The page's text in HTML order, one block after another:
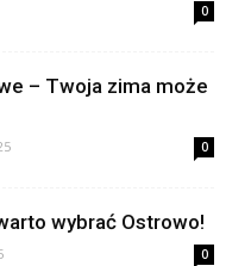
0
– Twoja zima może
0
wybrać Ostrowo!
0